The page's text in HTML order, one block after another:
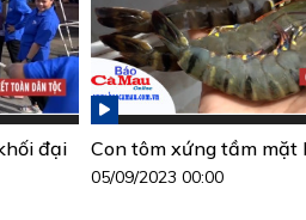
đại
Con tôm xứng tầm mặt
05/09/2023 00:00